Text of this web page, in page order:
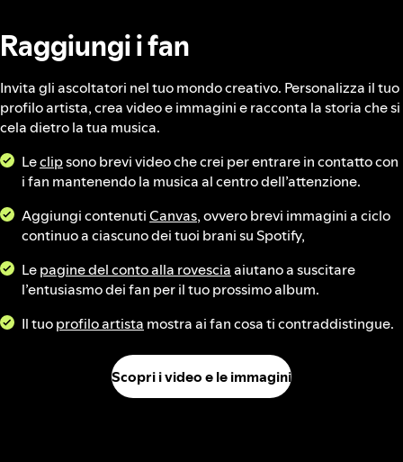
Raggiungi i fan
Invita gli ascoltatori nel tuo mondo creativo. Personalizza il tuo
profilo artista, crea video e immagini e racconta la storia che si
cela dietro la tua musica.
Leclipsono brevi video che crei per entrare in contatto con
i fan mantenendo la musica al centro dell’attenzione.
Aggiungi contenutiCanvas, ovvero brevi immagini a ciclo
continuo a ciascuno dei tuoi brani su Spotify,
Lepagine del conto alla rovesciaaiutano a suscitare
l’entusiasmo dei fan per il tuo prossimo album.
Il tuoprofilo artista mostra ai fan cosa ti contraddistingue.
Scopri i video e le immagini